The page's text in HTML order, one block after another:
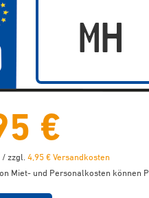
€
zzgl. 4,95 € Versandkosten
Miet- und Personalkosten können